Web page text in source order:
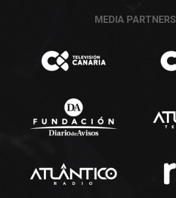
MEDIA PARTNERS